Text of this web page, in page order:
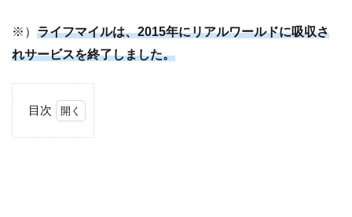
※） ライフマイルは、2015年にリアルワールドに吸収さ
れサービスを終了しました。
目次